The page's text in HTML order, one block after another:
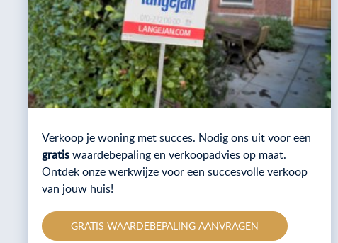
Verkoop je woning met succes. Nodig ons uit voor een
gratiswaardebepaling en verkoopadvies op maat.
Ontdek onze werkwijze voor een succesvolle verkoop
van jouw huis!
GRATIS WAARDEBEPALING AANVRAGEN